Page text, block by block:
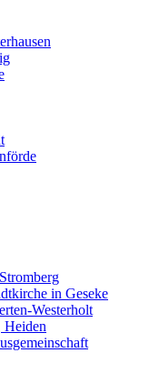
in Geseke
Westerholt
Heiden